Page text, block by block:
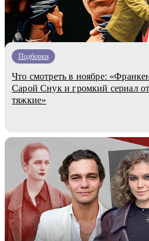
Подборки
Что смотреть в ноябре:
Сарой Снук и громкий сериал
тяжкие»